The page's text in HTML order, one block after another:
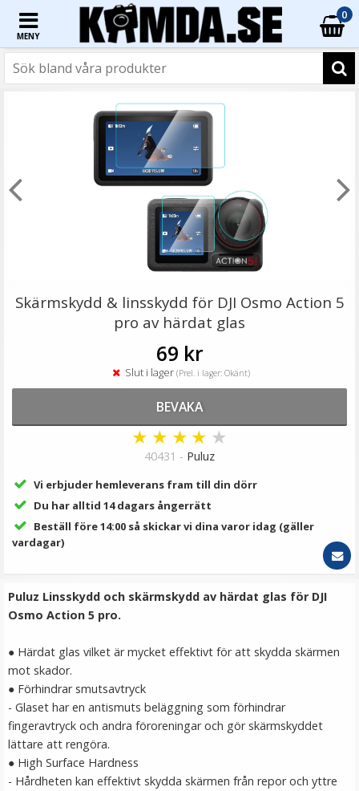
MENY
0
Ulanzi LED-belysning Mini för DJI Osmo Action 5/4/3 &
129 kr
LÄGG I VARUKORG
Puluz Snabbfäste magnet för DJI Osmo Action 3/4/5
LÄGG I VARUKORG
Skärmskydd & linsskydd för DJI Osmo Action 5
pro av härdat glas
69 kr
Slut i lager (Prel. i lager: Okänt)
BEVAKA
★ ★ ★ ★ ★
40431 - Puluz
Vi erbjuder hemleverans fram till din dörr
Du har alltid 14 dagars ångerrätt
Beställ före 14:00 så skickar vi dina varor idag (gäller
vardagar)
Puluz Linsskydd och skärmskydd av härdat glas för DJI
Osmo Action 5 pro.
● Härdat glas vilket är mycket effektivt för att skydda skärmen
mot skador.
● Förhindrar smutsavtryck
- Glaset har en antismuts beläggning som förhindrar
fingeravtryck och andra föroreningar och gör skärmskyddet
lättare att rengöra.
● High Surface Hardness
- Hårdheten kan effektivt skydda skärmen från repor och yttre